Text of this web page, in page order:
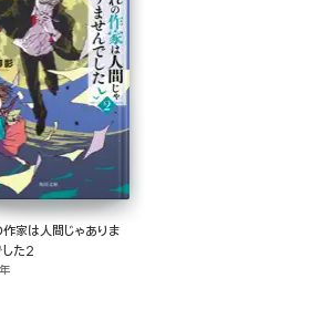
家は人間じゃありま
た2